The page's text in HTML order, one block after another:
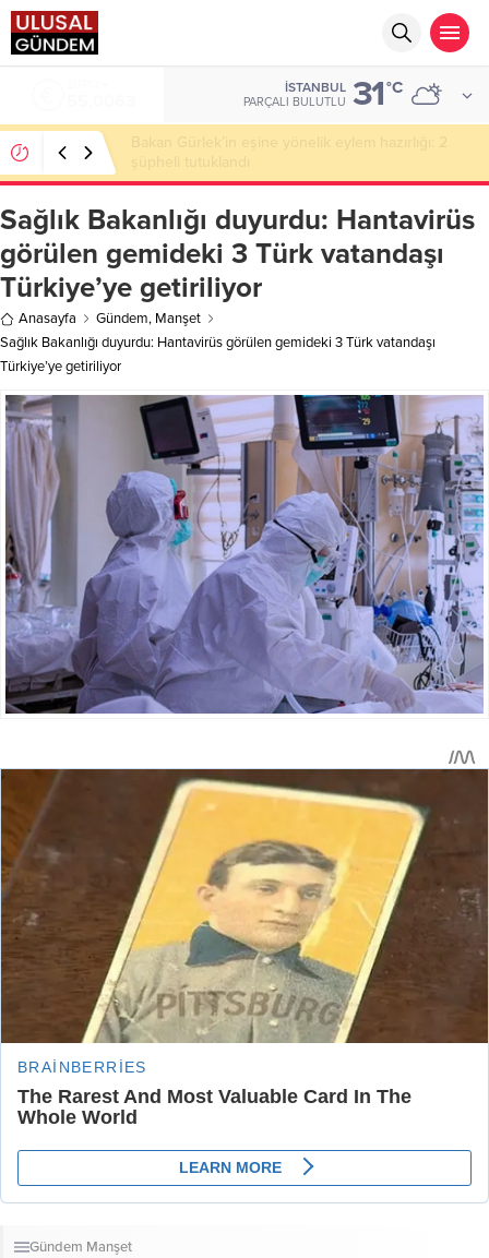
İSTANBUL
PARÇALI BULUTLU 31°C
Sağlık Bakanlığı duyurdu: Hantavirüs
görülen gemideki 3 Türk vatandaşı
Türkiye’ye getiriliyor
Anasayfa Gündem, Manşet
Sağlık Bakanlığı duyurdu: Hantavirüs görülen gemideki 3 Türk vatandaşı
Türkiye’ye getiriliyor
Gündem Manşet